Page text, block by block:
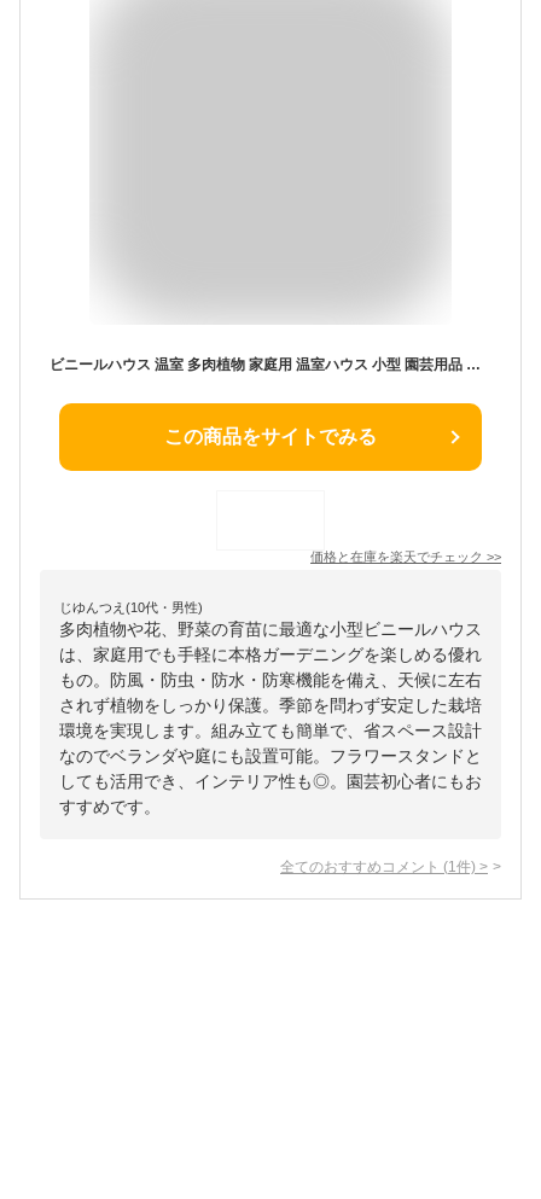
ビニールハウス 温室 多肉植物 家庭用 温室ハウス 小型 園芸用品 フラワースタンド ガーデニング 防風 防虫 防水 防寒 花 野菜 育苗
この商品をサイトでみる
価格と在庫を楽天でチェック >>
じゆんつえ(10代・男性)
多肉植物や花、野菜の育苗に最適な小型ビニールハウス
は、家庭用でも手軽に本格ガーデニングを楽しめる優れ
もの。防風・防虫・防水・防寒機能を備え、天候に左右
されず植物をしっかり保護。季節を問わず安定した栽培
環境を実現します。組み立ても簡単で、省スペース設計
なのでベランダや庭にも設置可能。フラワースタンドと
しても活用でき、インテリア性も◎。園芸初心者にもお
すすめです。
全てのおすすめコメント (1 件) >